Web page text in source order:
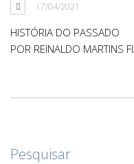
17/04/2021
HISTÓRIA DO PASSADO
POR REINALDO MARTINS
Pesquisar